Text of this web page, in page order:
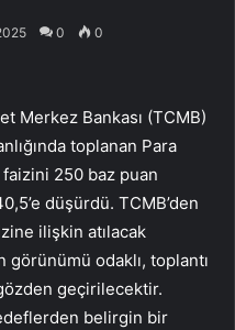
0 0
Merkez Bankası (TCMB)
toplanan Para
250 baz puan
düşürdü. TCMB’den
ilişkin atılacak
odaklı, toplantı
geçirilecektir.
belirgin bir